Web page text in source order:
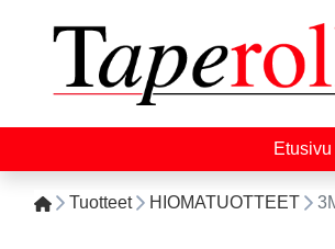
Etusivu
Tuotteet HIOMATUOTTEET